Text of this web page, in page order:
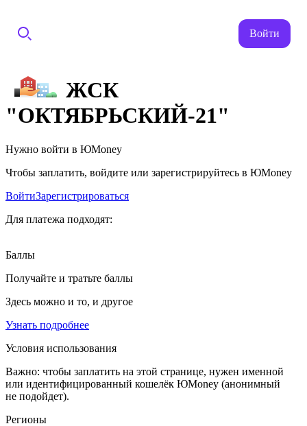
Войти
ЖСК
"ОКТЯБРЬСКИЙ-21"
Нужно войти в ЮMoney
Чтобы заплатить, войдите или зарегистрируйтесь в ЮMoney
ВойтиЗарегистрироваться
Для платежа подходят:
Баллы
Получайте и тратьте баллы
Здесь можно и то, и другое
Узнать подробнее
Условия использования
Важно: чтобы заплатить на этой странице, нужен именной
или идентифицированный кошелёк ЮMoney (анонимный
не подойдет).
Регионы